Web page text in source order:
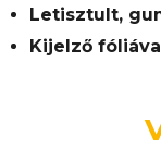
Letisztult,
Kijelző